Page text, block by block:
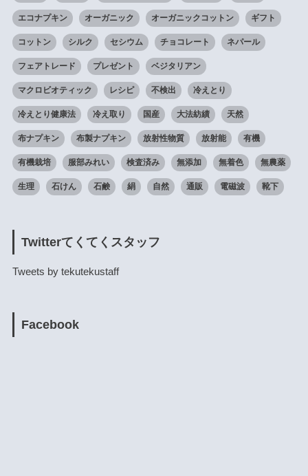
エコナプキン オーガニック オーガニックコットン ギフト
コットン シルク セシウム チョコレート ネパール
フェアトレード プレゼント ベジタリアン
マクロビオティック レシピ 不検出 冷えとり
冷えとり健康法 冷え取り 国産 大法紡績 天然
布ナプキン 布製ナプキン 放射性物質 放射能 有機
有機栽培 服部みれい 検査済み 無添加 無着色 無農薬
生理 石けん 石鹸 絹 自然 通販 電磁波 靴下
Twitterてくてくスタッフ
Tweets by tekutekustaff
Facebook